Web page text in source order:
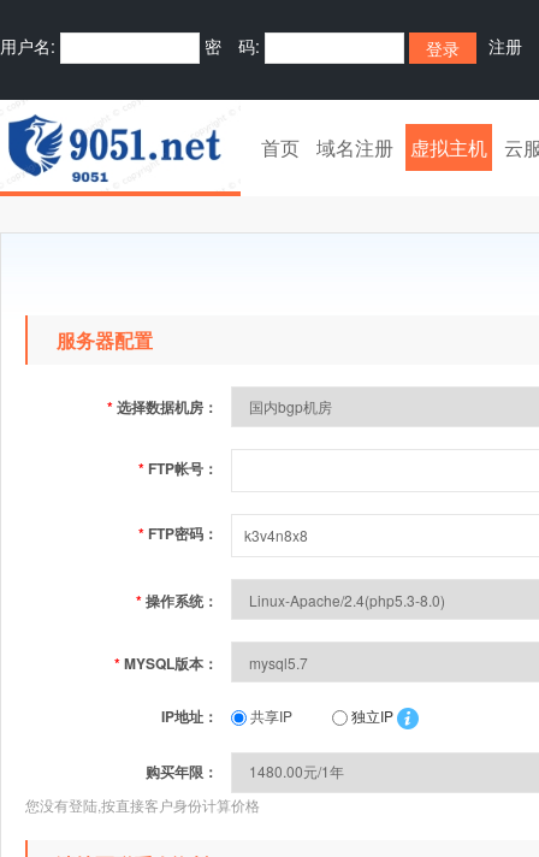
用户名: 密 码: 注册
首页 域名注册 虚拟主机 云
服务器配置
*选择数据机房：
* FTP帐号：
* FTP密码：
*操作系统：
*MYSQL版本：
IP地址： 共享IP 独立IP
购买年限：
您没有登陆,按直接客户身份计算价格